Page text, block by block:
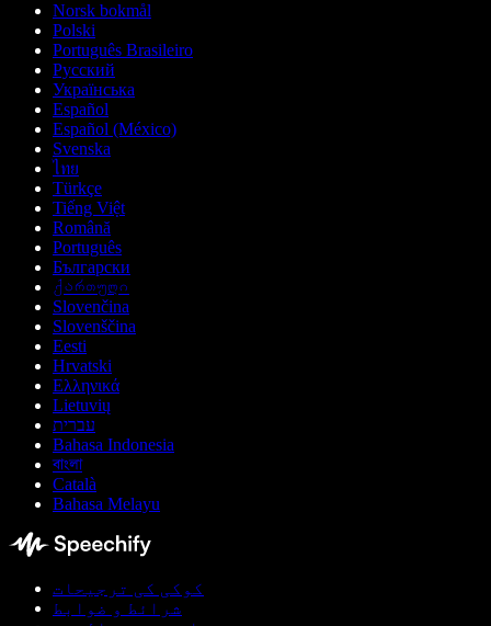
Norsk bokmål
Polski
Português Brasileiro
Русский
Українська
Español
Español (México)
Svenska
ไทย
Türkçe
Tiếng Việt
Română
Português
Български
ქართული
Slovenčina
Slovenščina
Eesti
Hrvatski
Ελληνικά
Lietuvių
עברית
Bahasa Indonesia
বাংলা
Català
Bahasa Melayu
کوکی کی ترجیحات
شرائط و ضوابط